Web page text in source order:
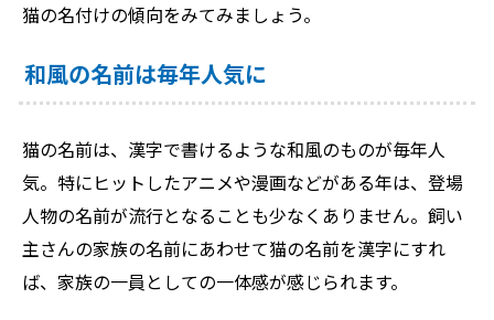
猫の名付けの傾向をみてみましょう。
和風の名前は毎年人気に
猫の名前は、漢字で書けるような和風のものが毎年人
気。特にヒットしたアニメや漫画などがある年は、登場
人物の名前が流行となることも少なくありません。飼い
主さんの家族の名前にあわせて猫の名前を漢字にすれ
ば、家族の一員としての一体感が感じられます。